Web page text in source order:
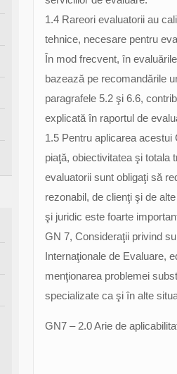
1.4 Rareori evaluatorii au
tehnice, necesare pentru
În mod frecvent, în
bazează pe recomandările
paragrafele 5.2 şi 6.6,
explicată în raportul de
1.5 Pentru aplicarea acestui
piaţă, obiectivitatea şi totala
evaluatorii sunt obligaţi să
rezonabil, de clienţi şi de
şi juridic este foarte
GN 7, Consideraţii privind
Internaţionale de Evaluare,
menţionarea problemei
specializate ca şi în alte
GN7 – 2.0 Arie de